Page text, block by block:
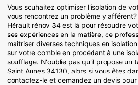
Vous souhaitez optimiser l'isolation de
vous rencontrez un problème y
Hérault rénov 34 est là pour résoudre
ses expériences en la matière, ce
maitriser diverses techniques en
sur votre comble en procédant à une
soufflage. N'oublie pas qu'il propose un
Saint Aunes 34130, alors si vous êtes
contactez-le et demandez un devis